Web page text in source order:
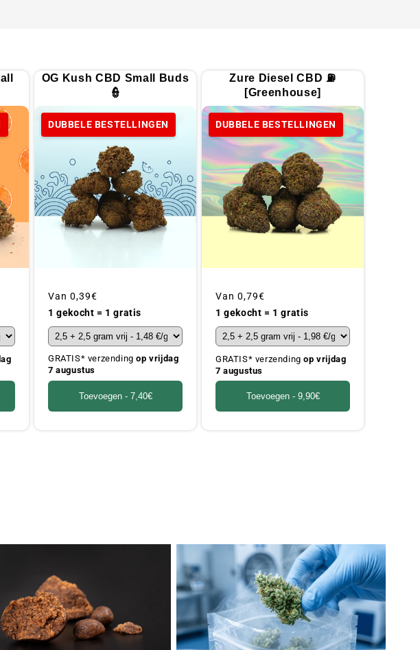
OG Kush CBD Small Buds
👮
DUBBELE BESTELLINGEN
Gebruikelijke
prijs
Van 0,39€
1 gekocht = 1 gratis
GRATIS* verzendingop vrijdag
7 augustus
Toevoegen - 7,40€
Zure Diesel CBD ⛽
[Greenhouse]
DUBBELE BESTELLINGEN
Gebruikelijke
prijs
Van 0,79€
1 gekocht = 1 gratis
GRATIS* verzendingop vrijdag
7 augustus
Toevoegen - 9,90€